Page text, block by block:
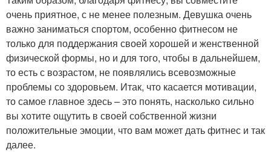
очень приятное, с не менее полезным. Девушка очень
важно заниматься спортом, особенно фитнесом не
только для поддержания своей хорошей и женственной
физической формы, но и для того, чтобы в дальнейшем,
то есть с возрастом, не появлялись всевозможные
проблемы со здоровьем. Итак, что касается мотивации,
то самое главное здесь – это понять, насколько сильно
вы хотите ощутить в своей собственной жизни
положительные эмоции, что вам может дать фитнес и так
далее.